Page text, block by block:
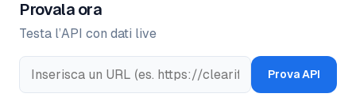
Provala ora
Testa l’API con dati live
Prova API